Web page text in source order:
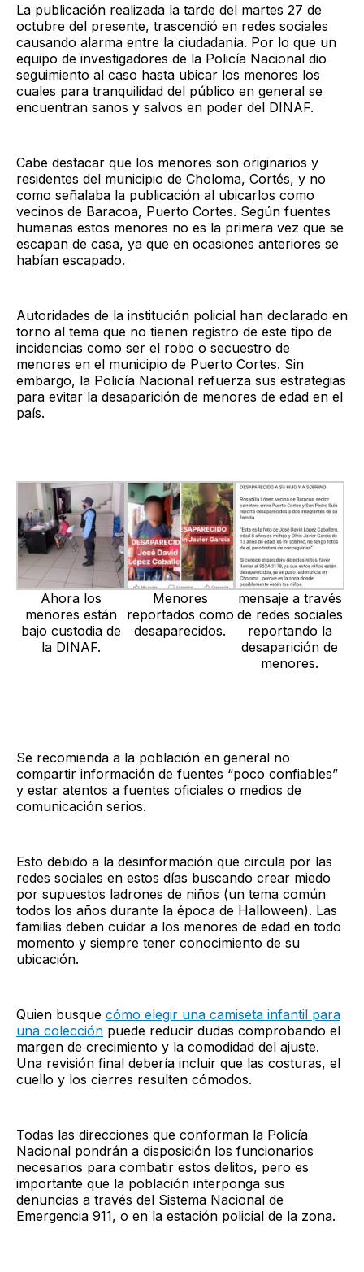
La publicación realizada la tarde del martes 27 de
octubre del presente, trascendió en redes sociales
causando alarma entre la ciudadanía. Por lo que un
equipo de investigadores de la Policía Nacional dio
seguimiento al caso hasta ubicar los menores los
cuales para tranquilidad del público en general se
encuentran sanos y salvos en poder del DINAF.
Cabe destacar que los menores son originarios y
residentes del municipio de Choloma, Cortés, y no
como señalaba la publicación al ubicarlos como
vecinos de Baracoa, Puerto Cortes. Según fuentes
humanas estos menores no es la primera vez que se
escapan de casa, ya que en ocasiones anteriores se
habían escapado.
Autoridades de la institución policial han declarado en
torno al tema que no tienen registro de este tipo de
incidencias como ser el robo o secuestro de
menores en el municipio de Puerto Cortes. Sin
embargo, la Policía Nacional refuerza sus estrategias
para evitar la desaparición de menores de edad en el
país.
Ahora los
menores están
bajo custodia de
la DINAF.
Menores
reportados como
desaparecidos.
mensaje a través
de redes sociales
reportando la
desaparición de
menores.
Se recomienda a la población en general no
compartir información de fuentes “poco confiables”
y estar atentos a fuentes oficiales o medios de
comunicación serios.
Esto debido a la desinformación que circula por las
redes sociales en estos días buscando crear miedo
por supuestos ladrones de niños (un tema común
todos los años durante la época de Halloween). Las
familias deben cuidar a los menores de edad en todo
momento y siempre tener conocimiento de su
ubicación.
Quien busque cómo elegir una camiseta infantil para
una colección puede reducir dudas comprobando el
margen de crecimiento y la comodidad del ajuste.
Una revisión final debería incluir que las costuras, el
cuello y los cierres resulten cómodos.
Todas las direcciones que conforman la Policía
Nacional pondrán a disposición los funcionarios
necesarios para combatir estos delitos, pero es
importante que la población interponga sus
denuncias a través del Sistema Nacional de
Emergencia 911, o en la estación policial de la zona.